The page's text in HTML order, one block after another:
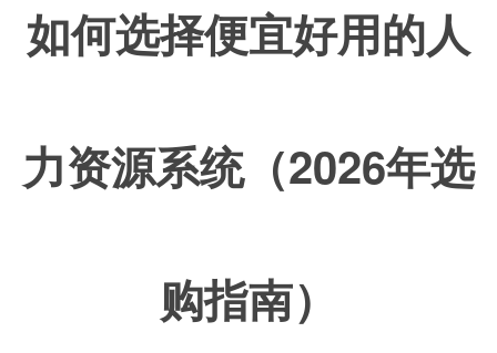
如何选择便宜好用的人
力资源系统（2026年选
购指南）